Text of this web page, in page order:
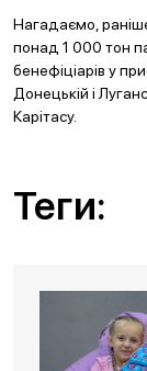
Нагадаємо,
понад 1 000 тон
бенефіціарів у
Донецькій і
Карітасу.
Теги: